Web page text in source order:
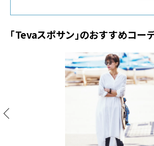
「Tevaスポサン」のおすすめコー